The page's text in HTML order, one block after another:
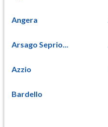
Angera
Arsago Seprio...
Azzio
Bardello